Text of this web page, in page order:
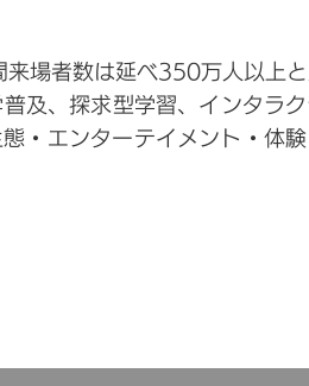
場者数は延べ350万人以上
及、探求型学習、インタラク
・エンターテイメント・体